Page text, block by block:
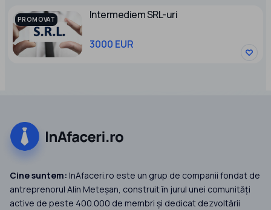
PROMOVAT Intermediem SRL-uri
3000 EUR
Cine suntem: InAfaceri.ro este un grup de companii fondat de
antreprenorul Alin Meteșan, construit în jurul unei comunități
active de peste 400.000 de membri și dedicat dezvoltării